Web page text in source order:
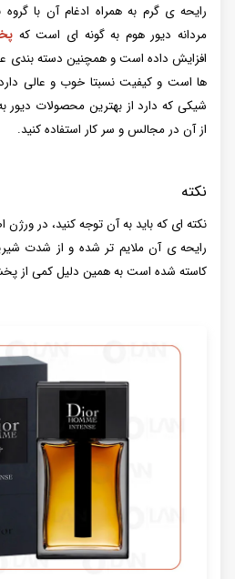
رایحه ی گرم به همراه ادغام آن با
مردانه دیور هوم به گونه ای است که
افزایش داده است و همچنین دسته بندی
ها است و کیفیت نسبتا خوب و عالی
شیکی که دارد از بهترین محصولات دیور
از آن در مجالس و سر کار استفاده کنید.
نکته
نکته ای که باید به آن توجه کنید، در
رایحه ی آن ملایم تر شده و از شدت
کاسته شده است به همین دلیل کمی از